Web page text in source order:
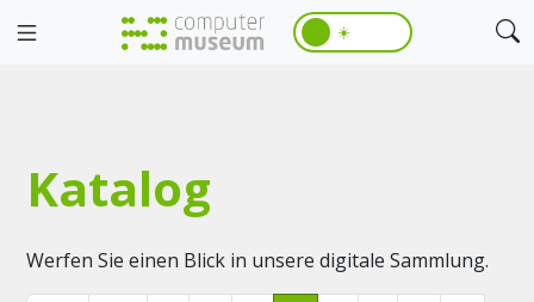
☀️
Katalog
Werfen Sie einen Blick in unsere digitale Sammlung.